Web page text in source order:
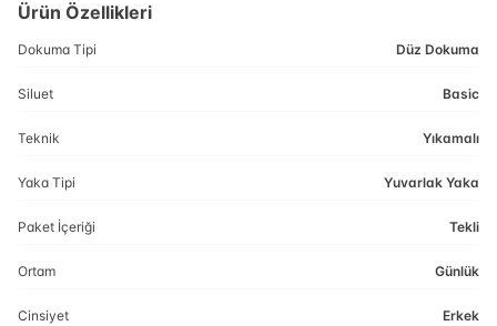
Ürün Özellikleri
Dokuma Tipi Düz Dokuma
Siluet Basic
Teknik Yıkamalı
Yaka Tipi Yuvarlak Yaka
Paket İçeriği Tekli
Ortam Günlük
Cinsiyet Erkek